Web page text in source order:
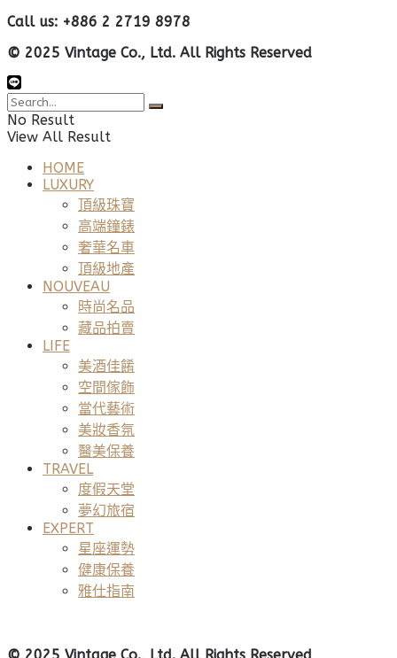
Call us: +886 2 2719 8978
© 2025 Vintage Co., Ltd. All Rights Reserved
No Result
View All Result
HOME
LUXURY
頂級珠寶
高端鐘錶
奢華名車
頂級地產
NOUVEAU
時尚名品
藏品拍賣
LIFE
美酒佳餚
空間傢飾
當代藝術
美妝香氛
醫美保養
TRAVEL
度假天堂
夢幻旅宿
EXPERT
星座運勢
健康保養
雅仕指南